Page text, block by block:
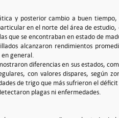
y posterior cambio a buen
en el norte del área de
que se encontraban en estado de
alcanzaron rendimientos
en general.
diferencias en sus estados,
con valores dispares, según
de trigo que más sufrieron el
plagas ni enfermedades.